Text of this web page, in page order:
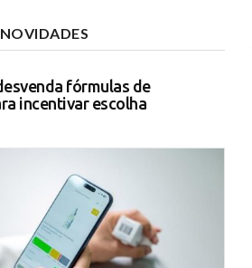
fórmulas de
incentivar escolha